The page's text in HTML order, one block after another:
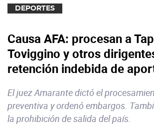
DEPORTES
Causa AFA: procesan a
Toviggino y otros
retención indebida de
El juez Amarante dictó el
preventiva y ordenó embargos.
la prohibición de salida del país.